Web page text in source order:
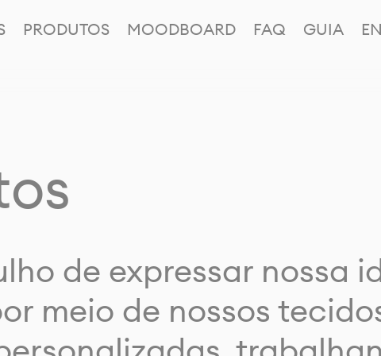
PRODUTOS MOODBOARD FAQ GUIA EN
de expressar nossa
meio de nossos